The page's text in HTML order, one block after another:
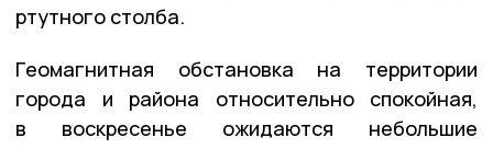
ртутного столба.
Геомагнитная обстановка на территории
города и района относительно спокойная,
в воскресенье ожидаются небольшие